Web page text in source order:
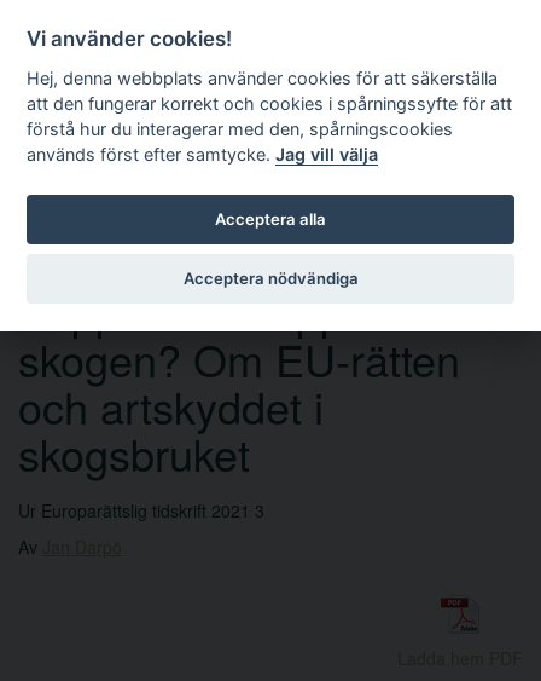
Sök
skogen? Om EU-rätten
och artskyddet i
skogsbruket
Ur Europarättslig tidskrift 2021 3
Av
Vi använder cookies!
Hej, denna webbplats använder cookies för att säkerställa
att den fungerar korrekt och cookies i spårningssyfte för att
förstå hur du interagerar med den, spårningscookies
används först efter samtycke.Jag vill välja
Acceptera alla
Acceptera nödvändiga